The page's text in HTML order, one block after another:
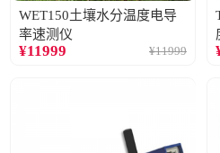
WET150土壤水分温度电导
率速测仪
¥11999 ¥11999